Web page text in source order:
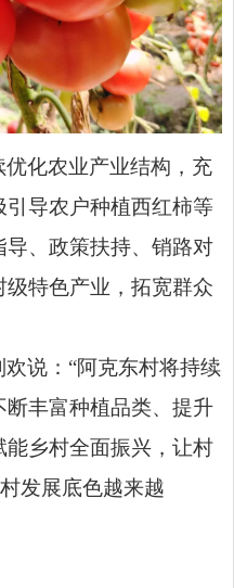
化农业产业结构，充
导农户种植西红柿等
、政策扶持、销路对
特色产业，拓宽群众
说：“阿克东村将持续
丰富种植品类、提升
乡村全面振兴，让村
发展底色越来越